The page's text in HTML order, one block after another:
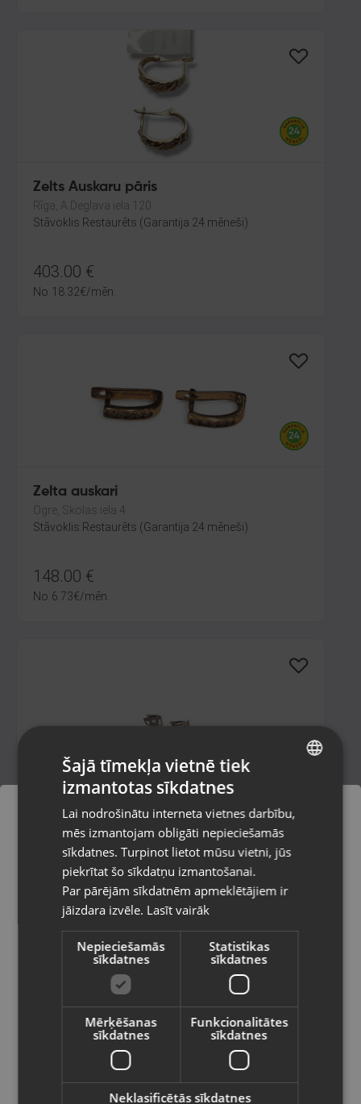
Zelts Auskaru pāris
Rīga, A.Deglava iela 120
Stāvoklis Restaurēts (Garantija 24 mēneši)
403.00 €
No 18.32€/mēn.
Zelta auskari
Ogre, Skolas iela 4
Stāvoklis Restaurēts (Garantija 24 mēneši)
148.00 €
No 6.73€/mēn.
Zelta auskari
Rīga, Kurzemes prospekts 59a
Stāvoklis Restaurēts (Garantija 24 mēneši)
294.00€
€ /mēn.
Zelta Auskaru pāris
Pasūtījumi tiks piegādāti uz
izvēlēto valsti
Vietnes saturs būs attēlots izvēlētajā
valodā
Valsts
Latviešu / Latvian
RUSSIAN
Šajā tīmekļa vietnē tiek
izmantotas sīkdatnes
Lai nodrošinātu interneta vietnes darbību,
mēs izmantojam obligāti nepieciešamās
sīkdatnes. Turpinot lietot mūsu vietni, jūs
piekrītat šo sīkdatņu izmantošanai.
Par pārējām sīkdatnēm apmeklētājiem ir
jāizdara izvēle. Lasīt vairāk
Nepieciešamās
sīkdatnes
Statistikas
sīkdatnes
Mērķēšanas
sīkdatnes
Funkcionalitātes
sīkdatnes
Neklasificētās sīkdatnes